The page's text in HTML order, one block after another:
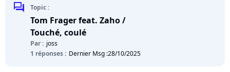
chat Topic :
Tom Frager feat. Zaho /
Touché, coulé
Par : joss
1 réponses : Dernier Msg :28/10/2025